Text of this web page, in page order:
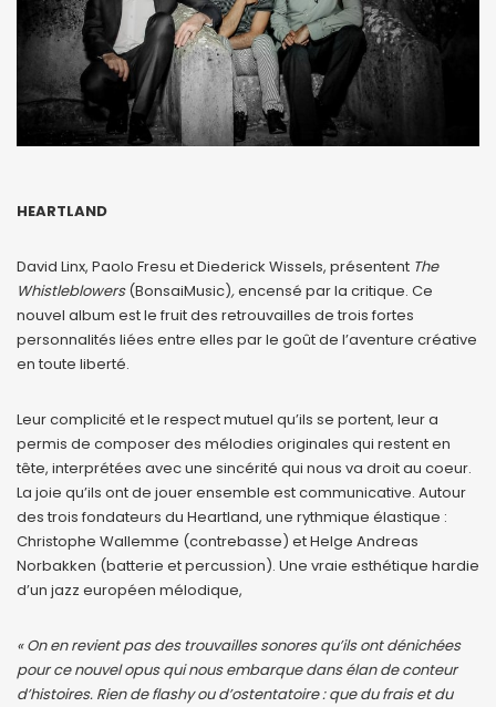
HEARTLAND
David Linx, Paolo Fresu et Diederick Wissels, présentent The
Whistleblowers(BonsaiMusic),encensé par la critique. Ce
nouvel album est le fruit des retrouvailles de trois fortes
personnalités liées entre elles par le goût de l’aventure créative
en toute liberté.
Leur complicité et le respect mutuel qu’ils se portent, leur a
permis de composer des mélodies originales qui restent en
tête, interprétées avec une sincérité qui nous va droit au coeur.
La joie qu’ils ont de jouer ensemble est communicative. Autour
des trois fondateurs du Heartland, une rythmique élastique :
Christophe Wallemme (contrebasse) et Helge Andreas
Norbakken (batterie et percussion). Une vraie esthétique hardie
d’un jazz européen mélodique,
« On en revient pas des trouvailles sonores qu’ils ont dénichées
pour ce nouvel opus qui nous embarque dans élan de conteur
d’histoires. Rien de flashy ou d’ostentatoire : que du frais et du